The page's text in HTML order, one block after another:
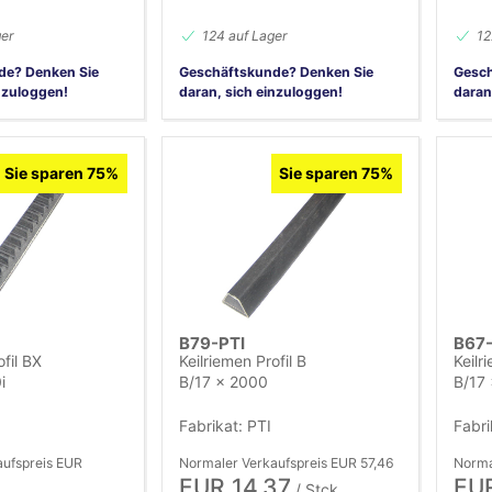
Denken Sie
124 auf Lager
Geschäftskunde? Denken Sie
daran, sich einzuloggen!
Sie sparen 75%
BX
EUR
Sie sparen 75%
B79-PTI
Keilriemen Profil B
B/17 x 2000
Fabrikat: PTI
Normaler Verkaufspreis EUR 57,46
B/17